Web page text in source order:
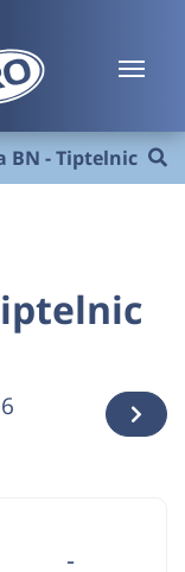
BN - Tiptelnic
-